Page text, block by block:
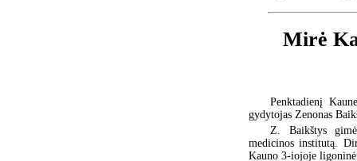
Mirė
Penktadienį
gydytojas Zenonas
Z. Baikštys
medicinos institutą.
Kauno 3-iojoje